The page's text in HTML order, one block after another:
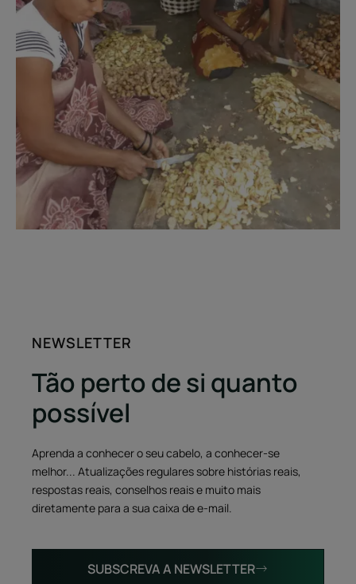
NEWSLETTER
Tão perto de si quanto
possível
Aprenda a conhecer o seu cabelo, a conhecer-se
melhor... Atualizações regulares sobre histórias reais,
respostas reais, conselhos reais e muito mais
diretamente para a sua caixa de e-mail.
SUBSCREVA A NEWSLETTER